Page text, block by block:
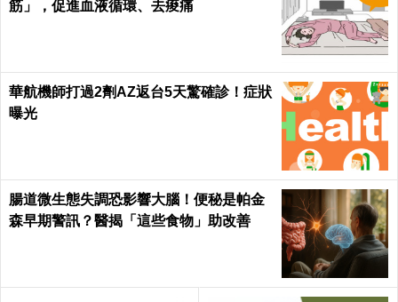
筋」，促進血液循環、去痠痛
華航機師打過2劑AZ返台5天驚確診！症狀
曝光
腸道微生態失調恐影響大腦！便秘是帕金
森早期警訊？醫揭「這些食物」助改善